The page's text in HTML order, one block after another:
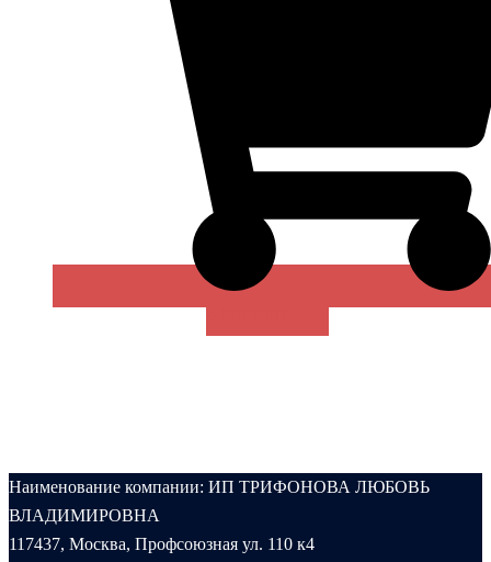
Наименование компании: ИП ТРИФОНОВА ЛЮБОВЬ
ВЛАДИМИРОВНА
117437, Москва, Профсоюзная ул. 110 к4